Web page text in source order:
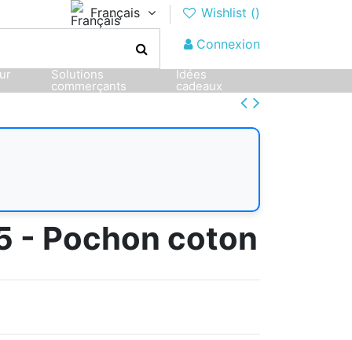
Français Wishlist ()
Connexion
Solutions
commerçants
Idées
cadeaux
- Pochon coton